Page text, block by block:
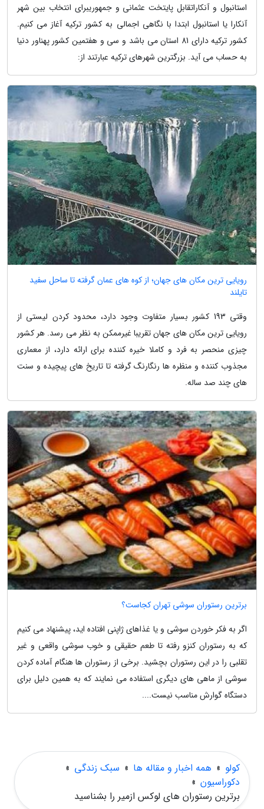
استانبول و آنکاراتقابل پایتخت عثمانی و جمهوریبرای انتخاب بین شهر
آنکارا یا استانبول ابتدا با نگاهی اجمالی به کشور ترکیه آغاز می کنیم.
کشور ترکیه دارای 81 استان می باشد و سی و هفتمین کشور پهناور دنیا
به حساب می آید. بزرگترین شهرهای ترکیه عبارتند از:
رویایی ترین مکان های جهان؛ از کوه های عمان گرفته تا ساحل سفید
تایلند
وقتی 193 کشور بسیار متفاوت وجود دارد، محدود کردن لیستی از
رویایی ترین مکان های جهان تقریبا غیرممکن به نظر می رسد. هر کشور
چیزی منحصر به فرد و کاملا خیره کننده برای ارائه دارد، از معماری
مجذوب کننده و منظره ها رنگارنگ گرفته تا تاریخ های پیچیده و سنت
های چند صد ساله.
برترین رستوران سوشی تهران کجاست؟
اگر به فکر خوردن سوشی و یا غذاهای ژاپنی افتاده اید، پیشنهاد می کنیم
که به رستوران کنزو رفته تا طعم حقیقی و خوب سوشی واقعی و غیر
تقلبی را در این رستوران بچشید. برخی از رستوران ها هنگام آماده کردن
سوشی از ماهی های دیگری استفاده می نمایند که به همین دلیل برای
دستگاه گوارش مناسب نیست....
کولو » همه اخبار و مقاله ها » سبک زندگی »
دکوراسیون »
برترین رستوران های لوکس ازمیر را بشناسید